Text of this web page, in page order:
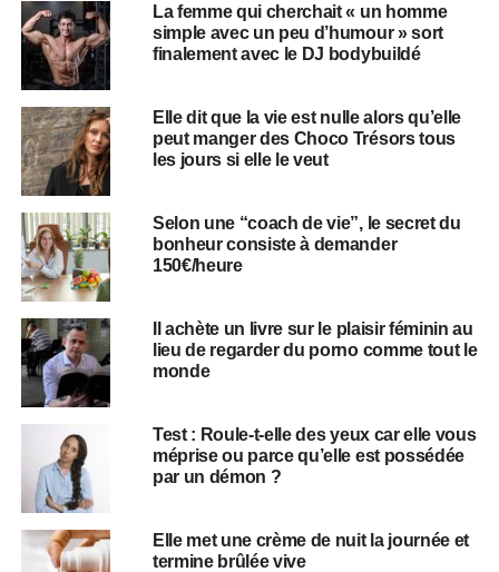
La femme qui cherchait « un homme
simple avec un peu d’humour » sort
finalement avec le DJ bodybuildé
Elle dit que la vie est nulle alors qu’elle
peut manger des Choco Trésors tous
les jours si elle le veut
Selon une “coach de vie”, le secret du
bonheur consiste à demander
150€/heure
Il achète un livre sur le plaisir féminin au
lieu de regarder du porno comme tout le
monde
Test : Roule-t-elle des yeux car elle vous
méprise ou parce qu’elle est possédée
par un démon ?
Elle met une crème de nuit la journée et
termine brûlée vive